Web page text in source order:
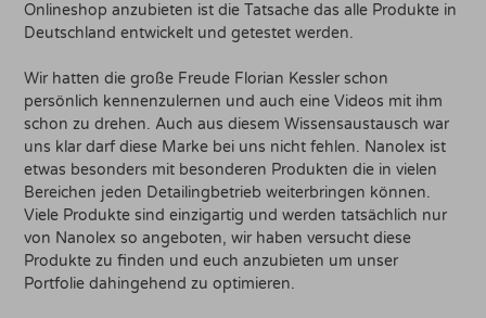
Onlineshop anzubieten ist die Tatsache das alle Produkte in
Deutschland entwickelt und getestet werden.
Wir hatten die große Freude Florian Kessler schon
persönlich kennenzulernen und auch eine Videos mit ihm
schon zu drehen. Auch aus diesem Wissensaustausch war
uns klar darf diese Marke bei uns nicht fehlen. Nanolex ist
etwas besonders mit besonderen Produkten die in vielen
Bereichen jeden Detailingbetrieb weiterbringen können.
Viele Produkte sind einzigartig und werden tatsächlich nur
von Nanolex so angeboten, wir haben versucht diese
Produkte zu finden und euch anzubieten um unser
Portfolie dahingehend zu optimieren.